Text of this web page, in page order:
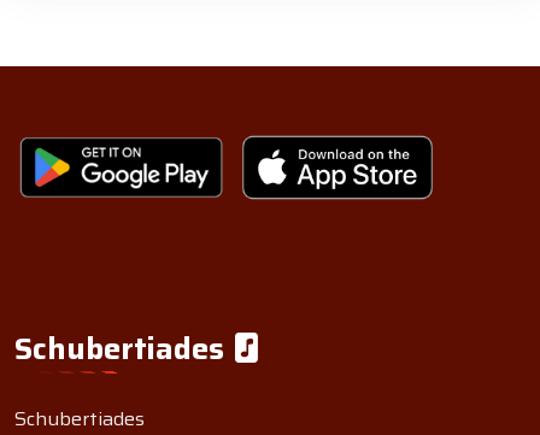
Schubertiades
Schubertiades